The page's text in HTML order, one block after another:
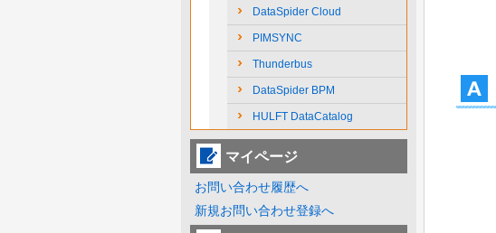
DataSpider Cloud
PIMSYNC
Thunderbus
DataSpider BPM
HULFT DataCatalog
マイページ
お問い合わせ履歴へ
新規お問い合わせ登録へ